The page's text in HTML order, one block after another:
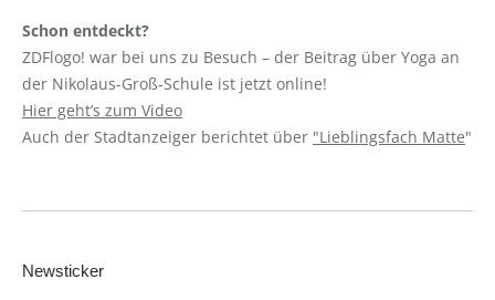
Schon entdeckt?
ZDFlogo! war bei uns zu Besuch – der Beitrag über Yoga an
der Nikolaus-Groß-Schule ist jetzt online!
Hier geht’s zum Video
Auch der Stadtanzeiger berichtet über "Lieblingsfach Matte"
Newsticker